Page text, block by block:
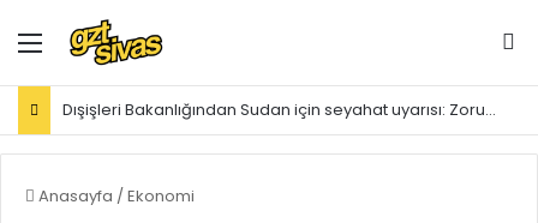
Menü
Dışişleri Bakanlığından Sudan için seyahat uyarısı: Zorunlu değilse gitmeyin
Anasayfa / Ekonomi